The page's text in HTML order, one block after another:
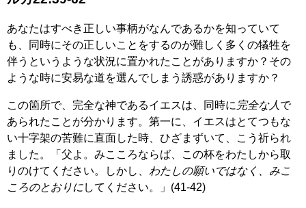
あなたはすべき正しい事柄がなんであるかを知っていて
も、同時にその正しいことをするのが難しく多くの犠牲を
伴うというような状況に置かれたことがありますか？その
ような時に安易な道を選んでしまう誘惑がありますか？
この箇所で、完全な神であるイエスは、同時に完全な人で
あられたことが分かります。第一に、イエスはとてつもな
い十字架の苦難に直面した時、ひざまずいて、こう祈られ
ました。「父よ。みこころならば、この杯をわたしから取
りのけてください。しかし、 わたしの願いではなく、みこ
ころのとおりにしてください。」(41-42)